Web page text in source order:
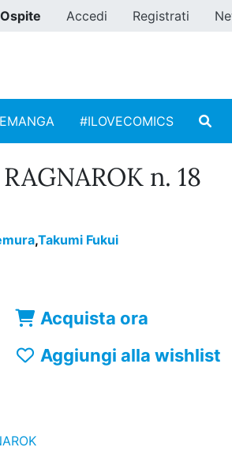
Ospite Accedi Registrati
#ILOVECOMICS
n. 18
,Takumi Fukui
Acquista ora
Aggiungi alla wishlist